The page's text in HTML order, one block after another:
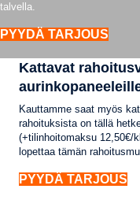
talvella.
PYYDÄ TARJOUS
Kattavat
Kauttamme saat myös
rahoituksista on tällä
(+tilinhoitomaksu 12,50€/
lopettaa tämän
PYYDÄ TARJOUS